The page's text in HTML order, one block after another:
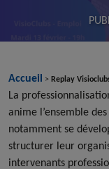
Accueil > Replay
La
anime l’ensemble
notamment se
structurer leur
intervenants